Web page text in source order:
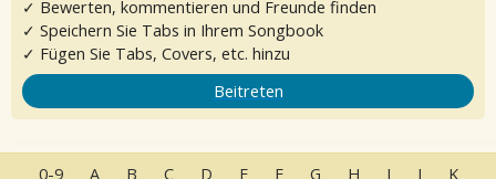
✓ Bewerten, kommentieren und Freunde finden
✓ Speichern Sie Tabs in Ihrem Songbook
✓ Fügen Sie Tabs, Covers, etc. hinzu
Beitreten
0-9 A B C D E F G H I J K